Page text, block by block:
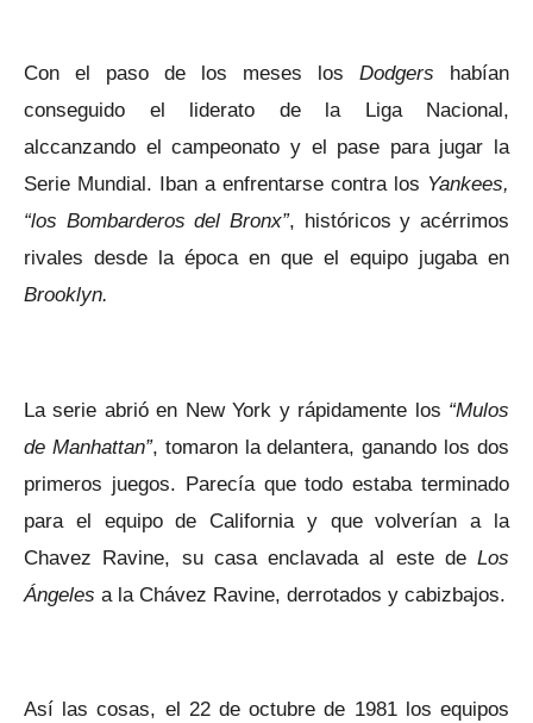
Con el paso de los meses los Dodgers habían
conseguido el liderato de la Liga Nacional,
alccanzando el campeonato y el pase para jugar la
Serie Mundial. Iban a enfrentarse contra los Yankees,
“los Bombarderos del Bronx”, históricos y acérrimos
rivales desde la época en que el equipo jugaba en
Brooklyn.
La serie abrió en New York y rápidamente los “Mulos
de Manhattan”, tomaron la delantera, ganando los dos
primeros juegos. Parecía que todo estaba terminado
para el equipo de California y que volverían a la
Chavez Ravine, su casa enclavada al este de Los
Ángeles a la Chávez Ravine, derrotados y cabizbajos.
Así las cosas, el 22 de octubre de 1981 los equipos